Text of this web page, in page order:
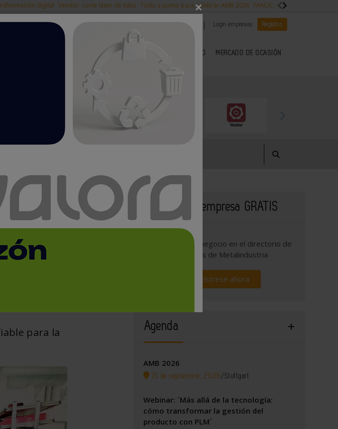
digital Veedor, corte láser de tubo Todo a punto para celebrar AMB 2026 FANUC, colaboración con
| Es noticia | CANAL EMPLEO | Login empresas Registro
EMPRESAS DEL SECTOR DEL METAL KIOSCO MERCADO DE OCASIÓN
láser de fibra
de
para la
Publique su empresa GRATIS
Promocione su negocio en el directorio de
empresas de Metalindustria
Regístrese ahora
Agenda
AMB 2026
15 de septiembre, 2026 /Stuttgart
Webinar: ´Más allá de la tecnología:
cómo transformar la gestión del
producto con PLM´
×